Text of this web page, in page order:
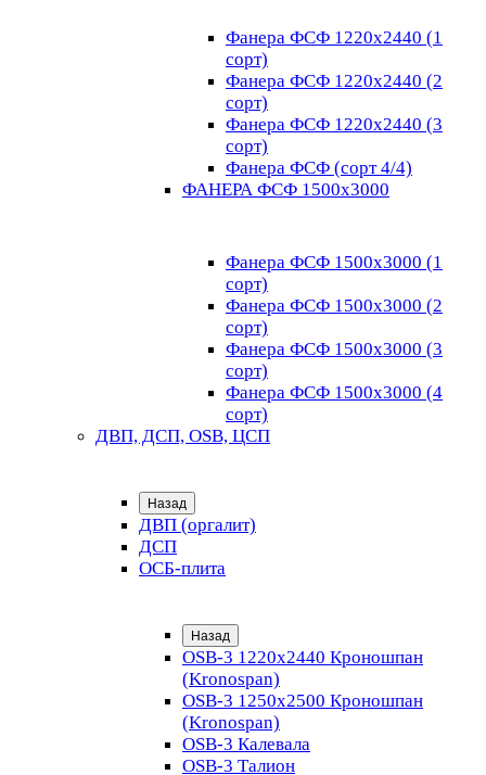
Фанера ФСФ 1220х2440 (1
сорт)
Фанера ФСФ 1220х2440 (2
сорт)
Фанера ФСФ 1220х2440 (3
сорт)
Фанера ФСФ (сорт 4/4)
ФАНЕРА ФСФ 1500х3000
Фанера ФСФ 1500х3000 (1
сорт)
Фанера ФСФ 1500х3000 (2
сорт)
Фанера ФСФ 1500х3000 (3
сорт)
Фанера ФСФ 1500х3000 (4
сорт)
ДВП, ДСП, OSB, ЦСП
Назад
ДВП (оргалит)
ДСП
ОСБ-плита
Назад
OSB-3 1220х2440 Кроношпан
(Kronospan)
OSB-3 1250х2500 Кроношпан
(Kronospan)
OSB-3 Калевала
OSB-3 Талион